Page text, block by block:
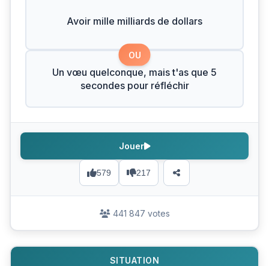
Avoir mille milliards de dollars
OU
Un vœu quelconque, mais t'as que 5
secondes pour réfléchir
579 217
Jouer
441 847 votes
SITUATION